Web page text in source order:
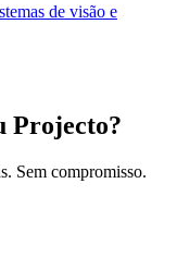
de visão e
Projecto?
Sem compromisso.